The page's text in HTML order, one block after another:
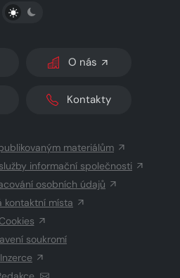
PŘEPNOUT SVĚTLÝ/TMAVÝ REŽIM
O nás
Kontakty
materiálům
informační společnosti
osobních údajů
kontaktní místa
Cookies
soukromí
Inzerce